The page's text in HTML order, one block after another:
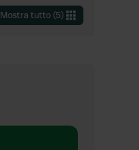
Mostra tutto (5)